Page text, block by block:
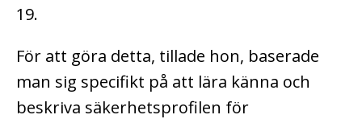
19.
För att göra detta, tillade hon, baserade
man sig specifikt på att lära känna och
beskriva säkerhetsprofilen för